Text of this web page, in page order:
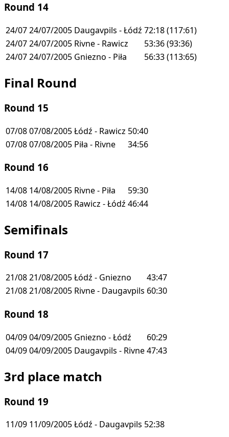
Round 14
24/0724/07/2005 Daugavpils - Łódź 72:18(117:61)
24/0724/07/2005 Rivne - Rawicz 53:36(93:36)
24/0724/07/2005 Gniezno - Piła 56:33(113:65)
Final Round
Round 15
07/0807/08/2005Łódź - Rawicz 50:40
07/0807/08/2005 Piła - Rivne 34:56
Round 16
14/08 14/08/2005 Rivne - Piła
59:30
14/08 14/08/2005 Rawicz - Łódź 46:44
Semifinals
Round 17
21/0821/08/2005Łódź - Gniezno
43:47
21/0821/08/2005 Rivne - Daugavpils 60:30
Round 18
04/0904/09/2005 Gniezno - Łódź
60:29
04/0904/09/2005 Daugavpils - Rivne47:43
3rd place match
Round 19
11/09 11/09/2005Łódź - Daugavpils 52:38